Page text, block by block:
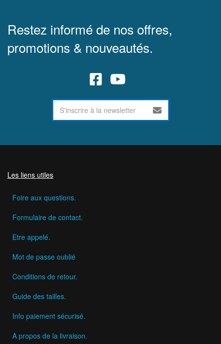
Restez informé de nos offres,
promotions & nouveautés.
Les liens utiles
Foire aux questions.
Formulaire de contact.
Etre appelé.
Mot de passe oublié
Conditions de retour.
Guide des tailles.
Info paiement sécurisé.
A propos de la livraison.